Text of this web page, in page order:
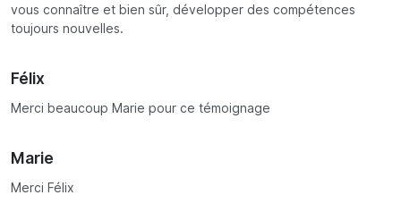
vous connaître et bien sûr, développer des compétences
toujours nouvelles.
Félix
Merci beaucoup Marie pour ce témoignage
Marie
Merci Félix